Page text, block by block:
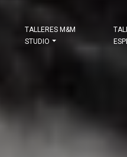
TALLERES M&M
STUDIO